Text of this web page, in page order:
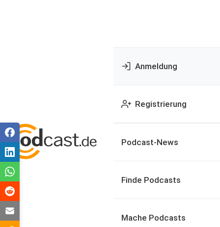
Anmeldung
Registrierung
Podcast-News
Finde Podcasts
Mache Podcasts